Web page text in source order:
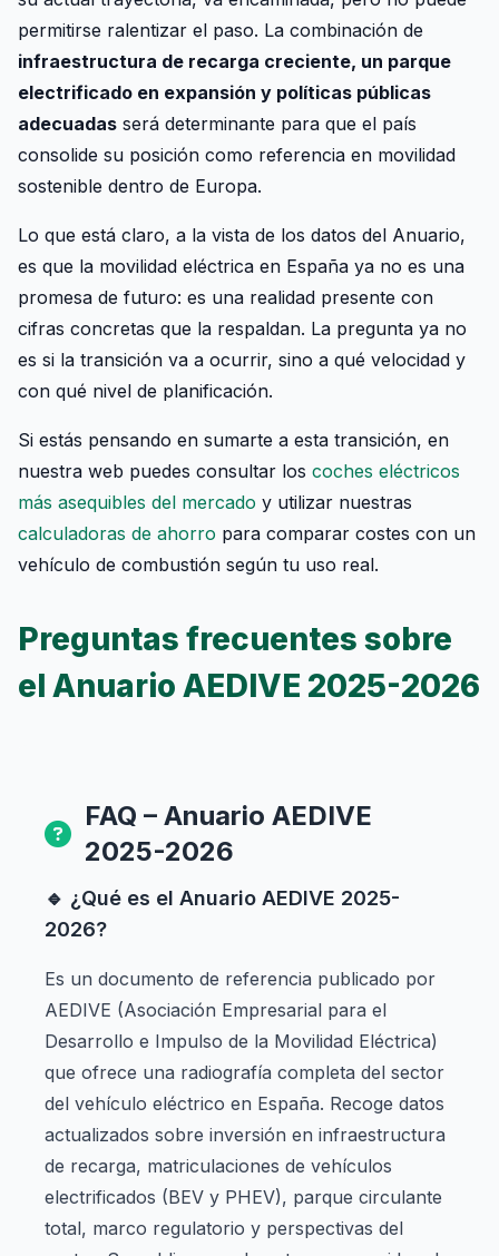
permitirse ralentizar el paso. La combinación de
infraestructura de recarga creciente, un parque
electrificado en expansión y políticas públicas
adecuadas será determinante para que el país
consolide su posición como referencia en movilidad
sostenible dentro de Europa.
Lo que está claro, a la vista de los datos del Anuario,
es que la movilidad eléctrica en España ya no es una
promesa de futuro: es una realidad presente con
cifras concretas que la respaldan. La pregunta ya no
es si la transición va a ocurrir, sino a qué velocidad y
con qué nivel de planificación.
Si estás pensando en sumarte a esta transición, en
nuestra web puedes consultar los coches eléctricos
más asequibles del mercado y utilizar nuestras
calculadoras de ahorro para comparar costes con un
vehículo de combustión según tu uso real.
Preguntas frecuentes sobre
el Anuario AEDIVE 2025-2026
FAQ – Anuario AEDIVE
2025-2026
🔹 ¿Qué es el Anuario AEDIVE 2025-
2026?
Es un documento de referencia publicado por
AEDIVE (Asociación Empresarial para el
Desarrollo e Impulso de la Movilidad Eléctrica)
que ofrece una radiografía completa del sector
del vehículo eléctrico en España. Recoge datos
actualizados sobre inversión en infraestructura
de recarga, matriculaciones de vehículos
electrificados (BEV y PHEV), parque circulante
total, marco regulatorio y perspectivas del